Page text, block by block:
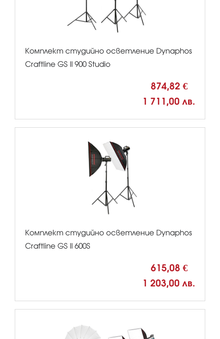
Комплект студийно осветление Dynaphos
Craftline GS II 900 Studio
874,82 €
1 711,00 лв.
Комплект студийно осветление Dynaphos
Craftline GS II 600S
615,08 €
1 203,00 лв.